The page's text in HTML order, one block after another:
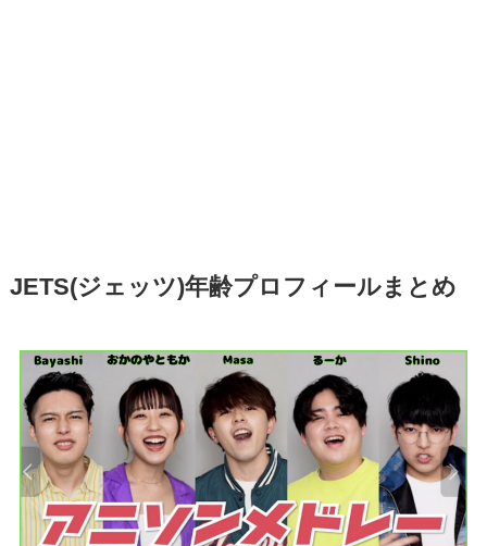
JETS(ジェッツ)年齢プロフィールまとめ